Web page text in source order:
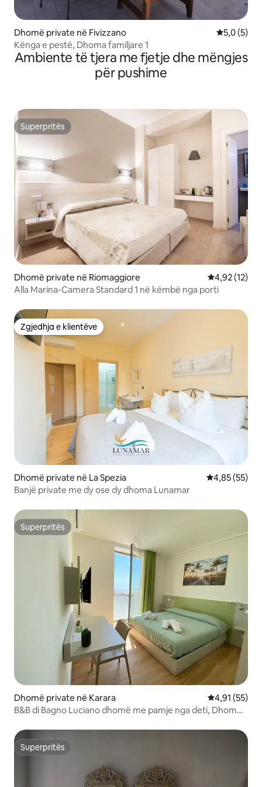
Dhomë private në Fivizzano Vlerësimi
5,0 (5)
Kënga e pestë, Dhoma familjare 1
Ambiente të tjera me fjetje dhe mëngjes
për pushime
Superpritës
Superpritës
Dhomë private në Riomaggiore Vlerësimi
4,92 (12)
Alla Marina-Camera Standard 1 në këmbë nga porti
Zgjedhja e klientëve
Zgjedhja e klientëve
Dhomë private në La Spezia Vlerësimi
4,85 (55)
Banjë private me dy ose dy dhoma Lunamar
Superpritës
Superpritës
Dhomë private në Karara Vlerësimi
4,91 (55)
B&B di Bagno Luciano dhomë me pamje nga deti, Dhomë
Superpritës
Superpritës